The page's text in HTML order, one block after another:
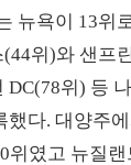
뉴욕이 13위
위)와 샌프
DC(78위) 등
했다. 대양주
위였고 뉴질